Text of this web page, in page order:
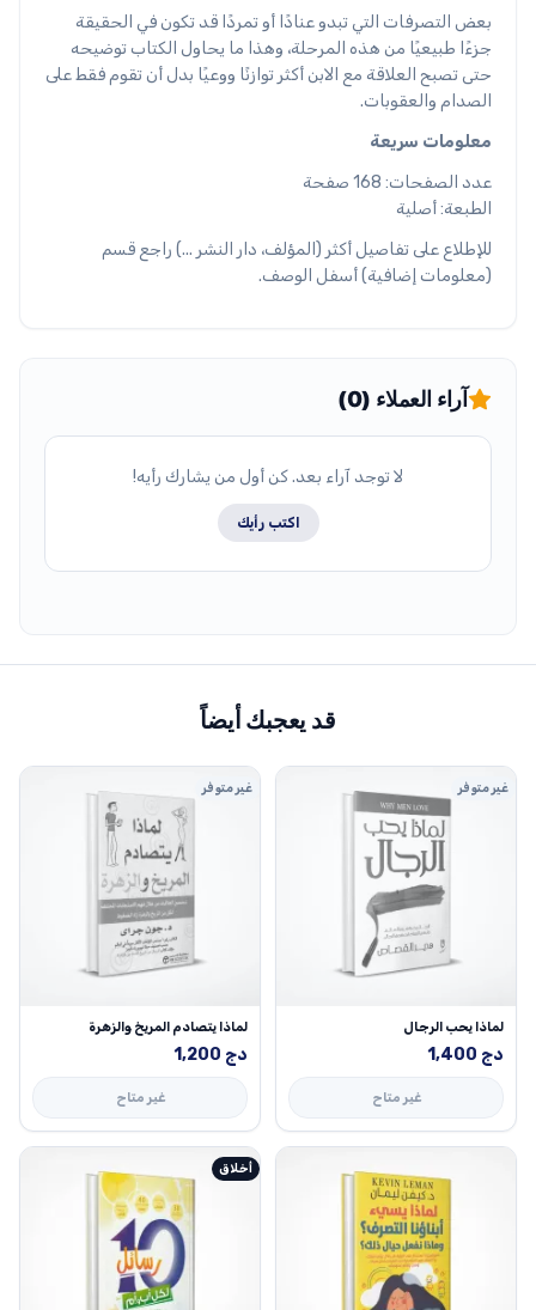
بعض التصرفات التي تبدو عنادًا أو تمردًا قد تكون في الحقيقة
جزءًا طبيعيًا من هذه المرحلة، وهذا ما يحاول الكتاب توضيحه
حتى تصبح العلاقة مع الابن أكثر توازنًا ووعيًا بدل أن تقوم فقط على
الصدام والعقوبات.
معلومات سريعة
عدد الصفحات: 168 صفحة
الطبعة: أصلية
للإطلاع على تفاصيل أكثر (المؤلف، دار النشر ...) راجع قسم
(معلومات إضافية) أسفل الوصف.
آراء العملاء (0)
لا توجد آراء بعد. كن أول من يشارك رأيه!
اكتب رأيك
قد يعجبك أيضاً
غير متوفر
لماذا يحب الرجال
1,400 دج
غير متاح
غير متوفر
لماذا يتصادم المريخ والزهرة
1,200 دج
غير متاح
أخلاق